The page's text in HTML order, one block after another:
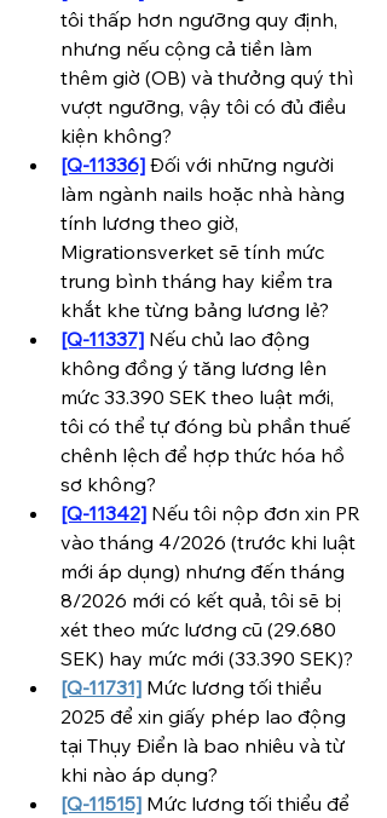
tôi thấp hơn ngưỡng quy định,
nhưng nếu cộng cả tiền làm
thêm giờ (OB) và thưởng quý thì
vượt ngưỡng, vậy tôi có đủ điều
kiện không?
[Q-11336] Đối với những người
làm ngành nails hoặc nhà hàng
tính lương theo giờ,
Migrationsverket sẽ tính mức
trung bình tháng hay kiểm tra
khắt khe từng bảng lương lẻ?
[Q-11337] Nếu chủ lao động
không đồng ý tăng lương lên
mức 33.390 SEK theo luật mới,
tôi có thể tự đóng bù phần thuế
chênh lệch để hợp thức hóa hồ
sơ không?
[Q-11342] Nếu tôi nộp đơn xin PR
vào tháng 4/2026 (trước khi luật
mới áp dụng) nhưng đến tháng
8/2026 mới có kết quả, tôi sẽ bị
xét theo mức lương cũ (29.680
SEK) hay mức mới (33.390 SEK)?
[Q-11731] Mức lương tối thiểu
2025 để xin giấy phép lao động
tại Thụy Điển là bao nhiêu và từ
khi nào áp dụng?
[Q-11515] Mức lương tối thiểu để